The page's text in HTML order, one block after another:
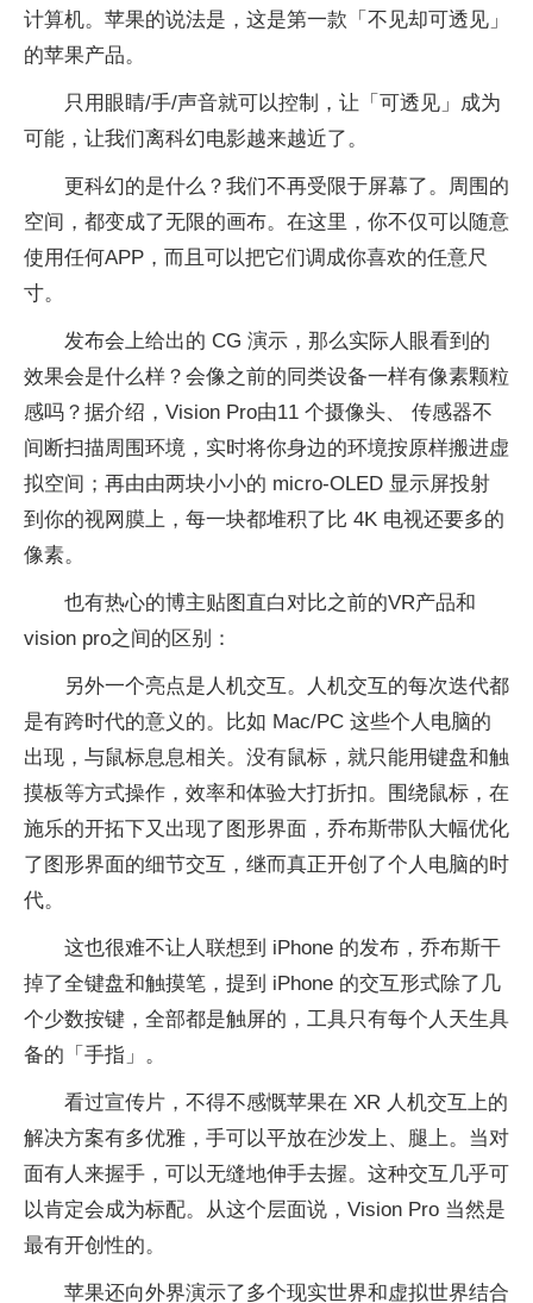
计算机。苹果的说法是，这是第一款「不见却可透见」
的苹果产品。
只用眼睛/手/声音就可以控制，让「可透见」成为
可能，让我们离科幻电影越来越近了。
更科幻的是什么？我们不再受限于屏幕了。周围的
空间，都变成了无限的画布。在这里，你不仅可以随意
使用任何APP，而且可以把它们调成你喜欢的任意尺
寸。
发布会上给出的 CG 演示，那么实际人眼看到的
效果会是什么样？会像之前的同类设备一样有像素颗粒
感吗？据介绍，Vision Pro由11 个摄像头、 传感器不
间断扫描周围环境，实时将你身边的环境按原样搬进虚
拟空间；再由由两块小小的 micro-OLED 显示屏投射
到你的视网膜上，每一块都堆积了比 4K 电视还要多的
像素。
也有热心的博主贴图直白对比之前的VR产品和
vision pro之间的区别：
另外一个亮点是人机交互。人机交互的每次迭代都
是有跨时代的意义的。比如 Mac/PC 这些个人电脑的
出现，与鼠标息息相关。没有鼠标，就只能用键盘和触
摸板等方式操作，效率和体验大打折扣。围绕鼠标，在
施乐的开拓下又出现了图形界面，乔布斯带队大幅优化
了图形界面的细节交互，继而真正开创了个人电脑的时
代。
这也很难不让人联想到 iPhone 的发布，乔布斯干
掉了全键盘和触摸笔，提到 iPhone 的交互形式除了几
个少数按键，全部都是触屏的，工具只有每个人天生具
备的「手指」。
看过宣传片，不得不感慨苹果在 XR 人机交互上的
解决方案有多优雅，手可以平放在沙发上、腿上。当对
面有人来握手，可以无缝地伸手去握。这种交互几乎可
以肯定会成为标配。从这个层面说，Vision Pro 当然是
最有开创性的。
苹果还向外界演示了多个现实世界和虚拟世界结合